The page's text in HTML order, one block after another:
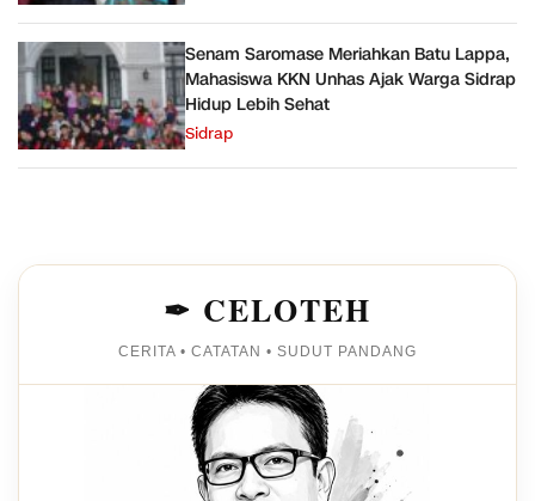
Senam Saromase Meriahkan Batu Lappa,
Mahasiswa KKN Unhas Ajak Warga Sidrap
Hidup Lebih Sehat
Sidrap
✒ CELOTEH
CERITA • CATATAN • SUDUT PANDANG